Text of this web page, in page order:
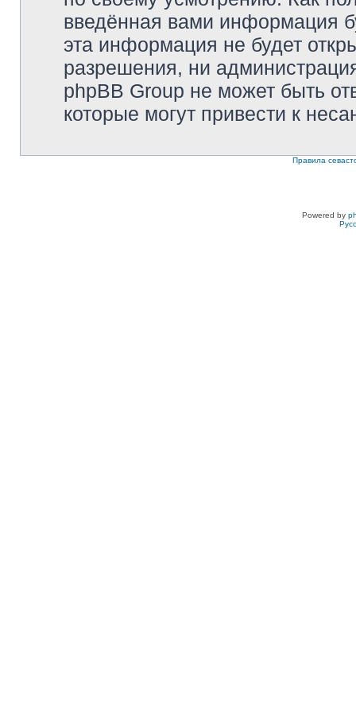
введённая вами информация
эта информация не будет
разрешения, ни
phpBB Group не может быть
которые могут привести к
Правила
Powered by